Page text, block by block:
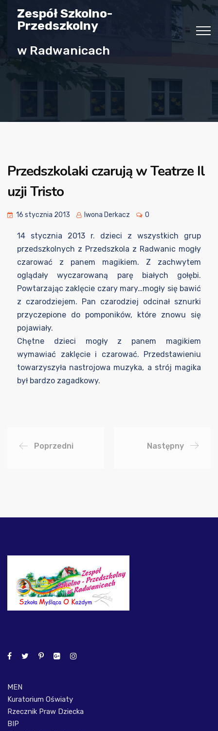
Zespół Szkolno-
Przedszkolny
w Radwanicach
Przedszkolaki czarują w Teatrze Il
uzji Tristo
16 stycznia 2013 Iwona Derkacz 0
14 stycznia 2013 r. dzieci z wszystkich grup
przedszkolnych z Przedszkola z Radwanic mogły
czarować z panem magikiem. Z zachwytem
oglądały wyczarowaną parę białych gołębi.
Powtarzając zaklęcie czary mary…mogły się bawić
z czarodziejem. Pan czarodziej odcinał sznurki
przyczepione do pomponików, które znowu się
pojawiały.
Chętne dzieci mogły z panem magikiem
wymawiać zaklęcie i czarować. Przedstawieniu
towarzyszyła nastrojowa muzyka, a strój magika
był bardzo zagadkowy.
Poprzedni Następny
MEN
Kuratorium Oświaty
Rzecznik Praw Dziecka
BIP